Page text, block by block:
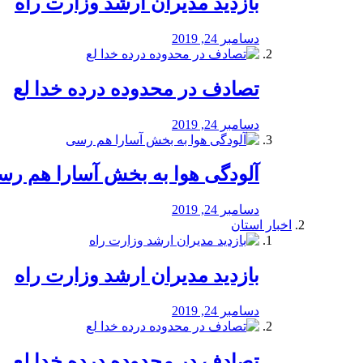
دسامبر 24, 2019
تصادف در محدوده درده خدا لع
دسامبر 24, 2019
آلودگی هوا به بخش آسارا هم
دسامبر 24, 2019
اخبار استان
بازدید مدیران ارشد وزارت راه
دسامبر 24, 2019